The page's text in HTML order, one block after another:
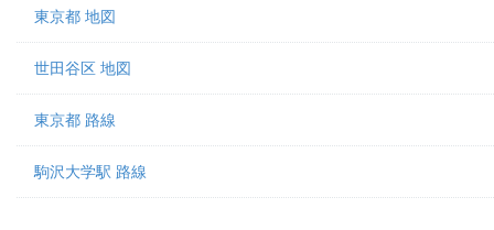
東京都 地図
世田谷区 地図
東京都 路線
駒沢大学駅 路線